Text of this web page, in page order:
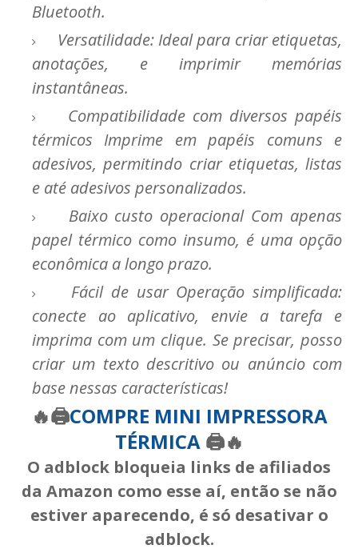
Bluetooth.
Versatilidade: Ideal para criar etiquetas,
anotações, e imprimir memórias
instantâneas.
Compatibilidade com diversos papéis
térmicos Imprime em papéis comuns e
adesivos, permitindo criar etiquetas, listas
e até adesivos personalizados.
Baixo custo operacional Com apenas
papel térmico como insumo, é uma opção
econômica a longo prazo.
Fácil de usar Operação simplificada:
conecte ao aplicativo, envie a tarefa e
imprima com um clique. Se precisar, posso
criar um texto descritivo ou anúncio com
base nessas características!
🔥🖨️COMPRE MINI IMPRESSORA
TÉRMICA 🖨️🔥
O adblock bloqueia links de afiliados
da Amazon como esse aí, então se não
estiver aparecendo, é só desativar o
adblock.